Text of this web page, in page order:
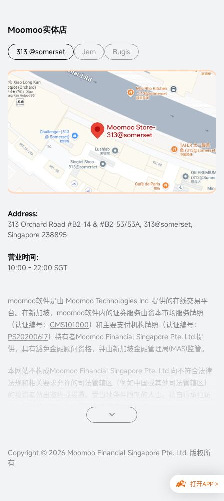
打开APP >
Moomoo实体店
313 @somerset Jem Bugis
Address:
313 Orchard Road #B2-14 & #B2-53/53A, 313@somerset,
Singapore 238895
营业时间：
10:00 - 22:00 SGT
moomoo软件是由 Moomoo Technologies Inc. 提供的在线交易平
台。在新加坡，moomoo软件内的证券服务由资本市场服务牌照
（认证编号： CMS101000）和主要支付机构牌照（认证编号：
PS20200617）持有者Moomoo Financial Singapore Pte. Ltd.提
供，具有豁免金融顾问资格，并由新加坡金融管理局(MAS)监管。
本网站不构成Moomoo Financial Singapore Pte. Ltd.向不符合法律
法规和相关要求允许的司法管辖区（例如中国或其他司法管辖区）
问本网站的风险，并且您有责任遵守当地法律。
公司地址：新加坡滨海湾金融中心二座#31-01 moomoo证
Copyright © 2026 Moomoo Financial Singapore Pte. Ltd. 版权所
有